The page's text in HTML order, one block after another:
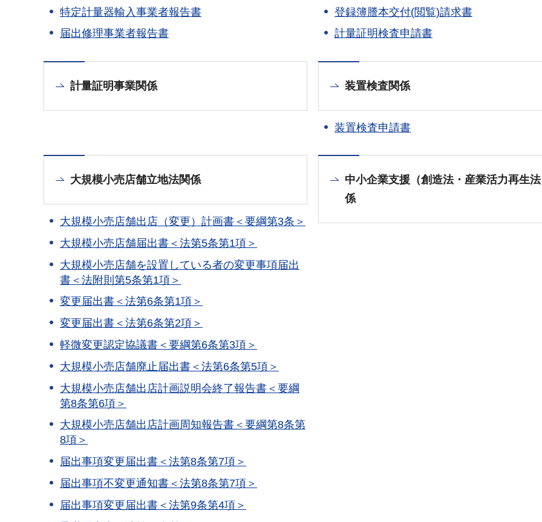
特定計量器輸入事業者報告書
届出修理事業者報告書
登録簿謄本交付(閲覧)請求書
計量証明検査申請書
計量証明事業関係 装置検査関係
装置検査申請書
大規模小売店舗立地法関係
大規模小売店舗出店（変更）計画書＜要綱第3条＞
大規模小売店舗届出書＜法第5条第1項＞
大規模小売店舗を設置している者の変更事項届出
書＜法附則第5条第1項＞
変更届出書＜法第6条第1項＞
変更届出書＜法第6条第2項＞
軽微変更認定協議書＜要綱第6条第3項＞
大規模小売店舗廃止届出書＜法第6条第5項＞
大規模小売店舗出店計画説明会終了報告書＜要綱
第8条第6項＞
大規模小売店舗出店計画周知報告書＜要綱第8条第
8項＞
届出事項変更届出書＜法第8条第7項＞
届出事項不変更通知書＜法第8条第7項＞
届出事項変更届出書＜法第9条第4項＞
中小企業支援（創造法・産業活力再生
係